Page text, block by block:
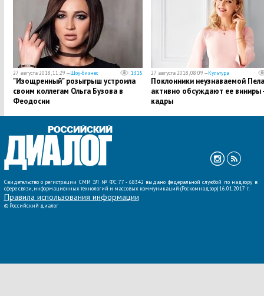
27 августа 2018, 11:29 —Шоу-бизнес 1315
​"Изощренный" розыгрыш устроила
своим коллегам Ольга Бузова в
Феодосии
27 августа 2018, 08:09 —Культура
​Поклонники неузнаваемой
активно обсуждают ее виниры -
кадры
Свидетельство о регистрации СМИ ЭЛ № ФС 77 - 68342 выдано федеральной службой по надзору в
сфере связи, информационных технологий и массовых коммуникаций (Роскомнадзор) 16.01.2017 г.
Правила использования информации
© Российский диалог